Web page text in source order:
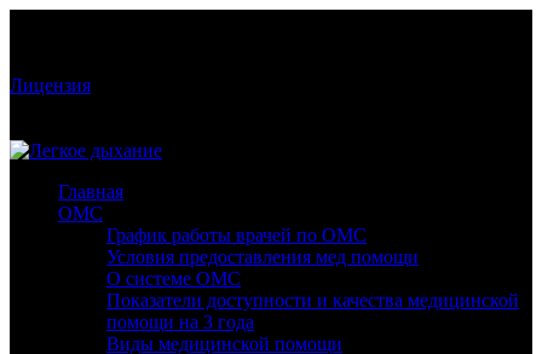
Лицензия
Главная
ОМС
График работы врачей по ОМС
Условия предоставления мед помощи
О системе ОМС
Показатели доступности и качества медицинской
помощи на 3 года
Виды медицинской помощи